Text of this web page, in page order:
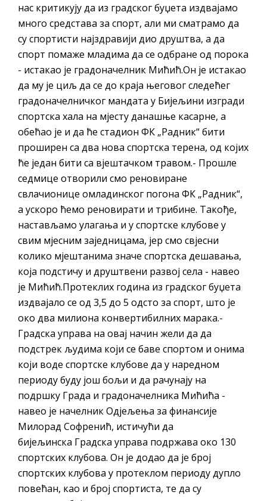
нас критикују да из градског буџета издвајамо
много средстава за спорт, али ми сматрамо да
су спортисти најздравији дио друштва, а да
спорт помаже младима да се одбране од порока
- истакао је градоначелник Мићић.Он је истакао
да му је циљ да се до краја његовог следећег
градоначелничког мандата у Бијељини изгради
спортска хала на мјесту данашње касарне, а
обећао је и да ће стадион ФК „Радник“ бити
проширен са два нова спортска терена, од којих
ће један бити са вјештачком травом.- Прошле
седмице отворили смо реновиране
свлачионице омладинског погона ФК „Радник“,
а ускоро ћемо реновирати и трибине. Такође,
настављамо улагања и у спортске клубове у
свим мјесним заједницама, јер смо свјесни
колико мјештанима значе спортска дешавања,
која подстичу и друштвени развој села - навео
је Мићић.Протеклих година из градског буџета
издвајало се од 3,5 до 5 одсто за спорт, што је
око два милиона конвертибилних марака.-
Градска управа на овај начин жели да да
подстрек људима који се баве спортом и онима
који воде спортске клубове да у наредном
периоду буду још бољи и да рачунају на
подршку Града и градоначелника Мићића -
навео је начелник Одјељења за финансије
Милорад Софренић, истичући да
бијељинска Градска управа подржава око 130
спортских клубова. Он је додао да је број
спортских клубова у протеклом периоду дупло
повећан, као и број спортиста, те да су